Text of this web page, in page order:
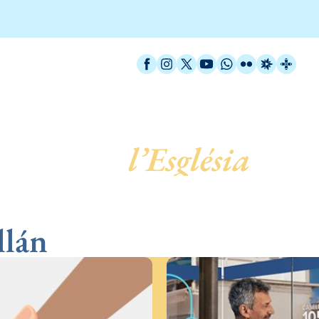
Facebook
Instagram
X / Twitter
YouTube
WhatsApp
FlickrRadio
l’Església